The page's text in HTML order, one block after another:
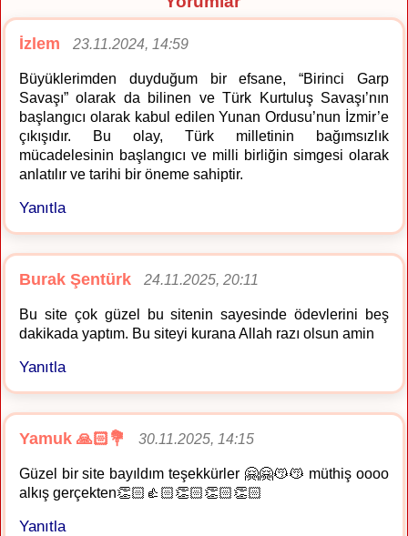
İzlem 23.11.2024, 14:59
Büyüklerimden duyduğum bir efsane, “Birinci Garp
Savaşı” olarak da bilinen ve Türk Kurtuluş Savaşı’nın
başlangıcı olarak kabul edilen Yunan Ordusu’nun İzmir’e
çıkışıdır. Bu olay, Türk milletinin bağımsızlık
mücadelesinin başlangıcı ve milli birliğin simgesi olarak
anlatılır ve tarihi bir öneme sahiptir.
Yanıtla
Burak Şentürk 24.11.2025, 20:11
Bu site çok güzel bu sitenin sayesinde ödevlerini beş
dakikada yaptım. Bu siteyi kurana Allah razı olsun amin
Yanıtla
Yamuk 🙏🏻💐 30.11.2025, 14:15
Güzel bir site bayıldım teşekkürler 🤗🤗😽😽 müthiş oooo
alkış gerçekten👏🏻👍🏻👏🏻👏🏻👏🏻
Yanıtla